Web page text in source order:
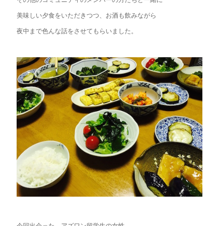
美味しい夕食をいただきつつ、お酒も飲みながら
夜中まで色んな話をさせてもらいました。